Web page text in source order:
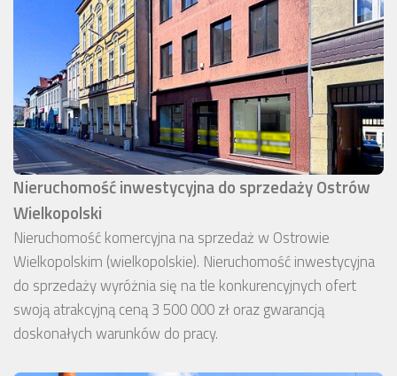
Nieruchomość inwestycyjna do sprzedaży Ostrów
Wielkopolski
Nieruchomość komercyjna na sprzedaż w Ostrowie
Wielkopolskim (wielkopolskie). Nieruchomość inwestycyjna
do sprzedaży wyróżnia się na tle konkurencyjnych ofert
swoją atrakcyjną ceną 3 500 000 zł oraz gwarancją
doskonałych warunków do pracy.